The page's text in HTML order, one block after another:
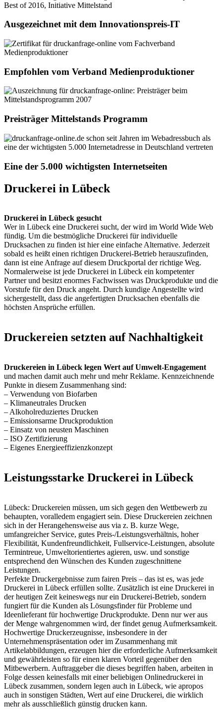
Ausgezeichnet mit dem Innovationspreis-IT
Empfohlen vom Verband Medienproduktioner
Preisträger Mittelstands Programm
Eine der 5.000 wichtigsten Internetseiten
Druckerei in Lübeck
Druckerei in Lübeck gesucht
Wer in Lübeck eine Druckerei sucht, der wird im World Wide Web
fündig. Um die bestmögliche Druckerei für individuelle
Drucksachen zu finden ist hier eine einfache Alternative. Jederzeit
sobald es heißt einen richtigen Druckerei-Betrieb herauszufinden,
dann ist eine Anfrage auf diesem Druckportal der richtige Weg.
Normalerweise ist jede Druckerei in Lübeck ein kompetenter
Partner und besitzt enormes Fachwissen was Druckprodukte und die
Vorstufe für den Druck angeht. Durch kundige Angestellte wird
sichergestellt, dass die angefertigten Drucksachen ebenfalls die
höchsten Ansprüche erfüllen.
Druckereien setzten auf Nachhaltigkeit
Druckereien in Lübeck legen Wert auf Umwelt-Engagement
und machen damit auch mehr und mehr Reklame. Kennzeichnende
Punkte in diesem Zusammenhang sind:
– Verwendung von Biofarben
– Klimaneutrales Drucken
– Alkoholreduziertes Drucken
– Emissionsarme Druckproduktion
– Einsatz von neusten Maschinen
– ISO Zertifizierung
– Eigenes Energieeffizienzkonzept
Leistungsstarke Druckerei in Lübeck
Lübeck: Druckereien müssen, um sich gegen den Wettbewerb zu
behaupten, voralledem engagiert sein. Diese Druckereien zeichnen
sich in der Herangehensweise aus via z. B. kurze Wege,
umfangreicher Service, gutes Preis-/Leistungsverhältnis, hoher
Flexibilität, Kundenfreundlichkeit, Fullservice-Leistungen, absolute
Termintreue, Umweltorientiertes agieren, usw. und sonstige
entsprechend den Wünschen des Kunden zugeschnittene
Leistungen.
Perfekte Druckergebnisse zum fairen Preis – das ist es, was jede
Druckerei in Lübeck erfüllen sollte. Zusätzlich ist eine Druckerei in
der heutigen Zeit keineswegs nur ein Druckerei-Betrieb, sondern
fungiert für die Kunden als Lösungsfinder für Probleme und
Ideenlieferant für hochwertige Druckprodukte. Denn nur wer aus
der Menge wahrgenommen wird, der findet genug Aufmerksamkeit.
Hochwertige Druckerzeugnisse, insbesondere in der
Unternehmenspräsentation oder im Zusammenhang mit
Artikelabbildungen, erzeugen hier die erforderliche Aufmerksamkeit
und gewährleisten so für einen klaren Vorteil gegenüber den
Mitbewerbern. Auftraggeber die dieses begriffen haben, arbeiten in
Folge dessen keinesfalls mit einer beliebigen Onlinedruckerei in
Lübeck zusammen, sondern legen auch in Lübeck, wie apropos
auch in sonstigen Städten, Wert auf eine Druckerei, die wirklich
mehr als ausschließlich günstig drucken kann.